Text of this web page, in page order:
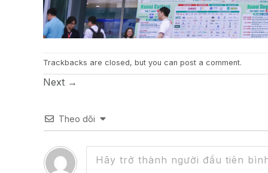
Trackbacks are closed, but you can post a comment.
Next →
Theo dõi